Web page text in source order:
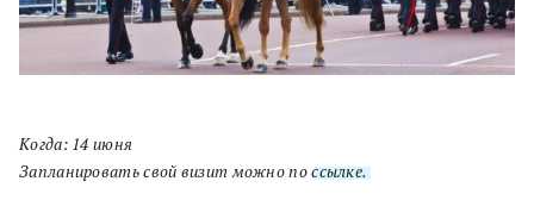
Когда: 14 июня
Запланировать свой визит можно поссылке.